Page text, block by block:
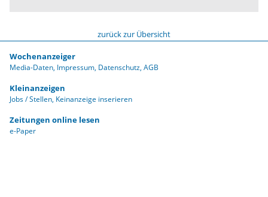
zurück zur Übersicht
Wochenanzeiger
Media-Daten Impressum Datenschutz AGB
Kleinanzeigen
Jobs / Stellen Keinanzeige inserieren
Zeitungen online lesen
e-Paper